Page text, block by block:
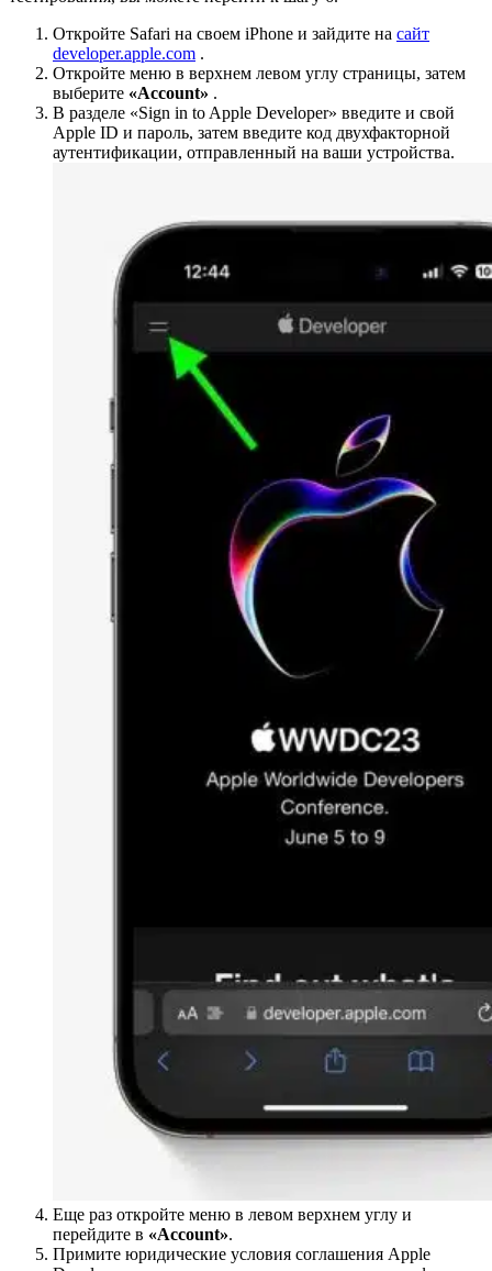
Откройте Safari на своем iPhone и зайдите на сайт
developer.apple.com .
Откройте меню в верхнем левом углу страницы, затем
выберите «Account» .
В разделе «Sign in to Apple Developer» введите и свой
Apple ID и пароль, затем введите код двухфакторной
аутентификации, отправленный на ваши устройства.
Еще раз откройте меню в левом верхнем углу и
перейдите в «Account».
Примите юридические условия соглашения Apple